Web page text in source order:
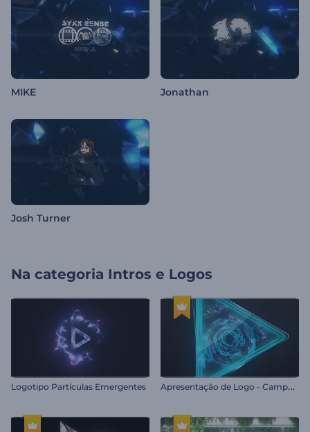
MIKE Jonathan
Josh Turner
Na categoria Intros e Logos
Logotipo Partículas Emergentes A
presentação de Logo - Campo Estelar